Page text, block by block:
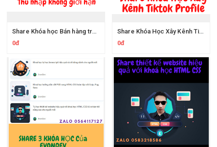
Share Khóa học Bán hàng trên trang cá nhân: Kinh doanh bài bản - Thu nhập không giới hạn Của PingGo Việt Nam
0đ
Share Khóa Học Xây Kênh Tiktok Profile Để Bán Hàng Mà Không Cần Chạy Quảng Cáo của Bằng Công Tạ
0đ